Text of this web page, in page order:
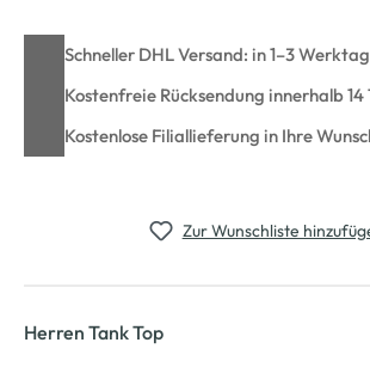
Schneller DHL Versand: in 1–3
Kostenfreie Rücksendung innerhalb 14
Kostenlose Filiallieferung in Ihre
Zur Wunschliste
Herren Tank Top